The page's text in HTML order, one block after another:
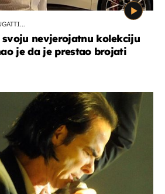
svoju nevjerojatnu kolekciju
je da je prestao brojati